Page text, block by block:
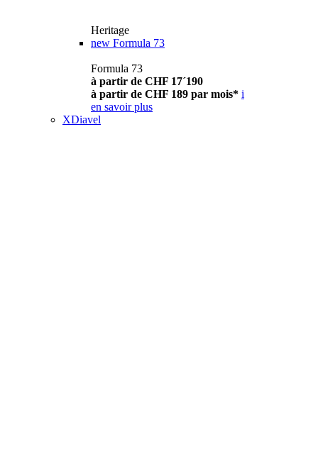
Heritage
new Formula 73
Formula 73
à partir de CHF 17´190
à partir de CHF 189 par mois* i
en savoir plus
XDiavel